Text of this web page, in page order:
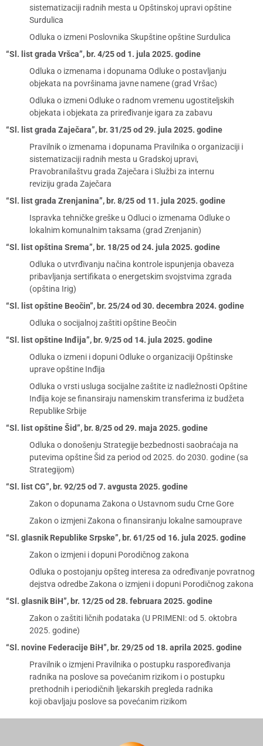
sistematizaciji radnih mesta u Opštinskoj upravi opštine
Surdulica
Odluka o izmeni Poslovnika Skupštine opštine Surdulica
“Sl. list grada Vršca”, br. 4/25 od 1. jula 2025. godine
Odluka o izmenama i dopunama Odluke o postavljanju
objekata na površinama javne namene (grad Vršac)
Odluka o izmeni Odluke o radnom vremenu ugostiteljskih
objekata i objekata za priređivanje igara za zabavu
“Sl. list grada Zaječara”, br. 31/25 od 29. jula 2025. godine
Pravilnik o izmenama i dopunama Pravilnika o organizaciji i
sistematizaciji radnih mesta u Gradskoj upravi,
Pravobranilaštvu grada Zaječara i Službi za internu
reviziju grada Zaječara
“Sl. list grada Zrenjanina”, br. 8/25 od 11. jula 2025. godine
Ispravka tehničke greške u Odluci o izmenama Odluke o
lokalnim komunalnim taksama (grad Zrenjanin)
“Sl. list opština Srema”, br. 18/25 od 24. jula 2025. godine
Odluka o utvrđivanju načina kontrole ispunjenja obaveza
pribavljanja sertifikata o energetskim svojstvima zgrada
(opština Irig)
“Sl. list opštine Beočin”, br. 25/24 od 30. decembra 2024. godine
Odluka o socijalnoj zaštiti opštine Beočin
“Sl. list opštine Inđija”, br. 9/25 od 14. jula 2025. godine
Odluka o izmeni i dopuni Odluke o organizaciji Opštinske
uprave opštine Inđija
Odluka o vrsti usluga socijalne zaštite iz nadležnosti Opštine
Inđija koje se finansiraju namenskim transferima iz budžeta
Republike Srbije
“Sl. list opštine Šid”, br. 8/25 od 29. maja 2025. godine
Odluka o donošenju Strategije bezbednosti saobraćaja na
putevima opštine Šid za period od 2025. do 2030. godine (sa
Strategijom)
“Sl. list CG”, br. 92/25 od 7. avgusta 2025. godine
Zakon o dopunama Zakona o Ustavnom sudu Crne Gore
Zakon o izmjeni Zakona o finansiranju lokalne samouprave
“Sl. glasnik Republike Srpske”, br. 61/25 od 16. jula 2025. godine
Zakon o izmjeni i dopuni Porodičnog zakona
Odluka o postojanju opšteg interesa za određivanje povratnog
dejstva odredbe Zakona o izmjeni i dopuni Porodičnog zakona
“Sl. glasnik BiH”, br. 12/25 od 28. februara 2025. godine
Zakon o zaštiti ličnih podataka (U PRIMENI: od 5. oktobra
2025. godine)
“Sl. novine Federacije BiH”, br. 29/25 od 18. aprila 2025. godine
Pravilnik o izmjeni Pravilnika o postupku raspoređivanja
radnika na poslove sa povećanim rizikom i o postupku
prethodnih i periodičnih ljekarskih pregleda radnika
koji obavljaju poslove sa povećanim rizikom